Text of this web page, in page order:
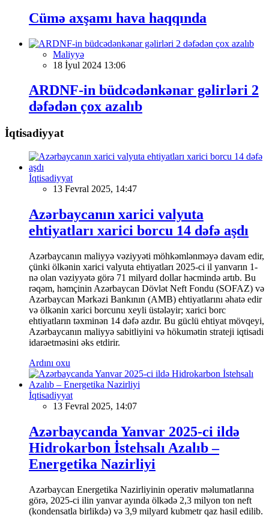
Cümə axşamı hava haqqında
Maliyyə
18 İyul 2024 13:06
ARDNF-in büdcədənkənar gəlirləri 2
dəfədən çox azalıb
İqtisadiyyat
İqtisadiyyat
13 Fevral 2025, 14:47
Azərbaycanın xarici valyuta
ehtiyatları xarici borcu 14 dəfə aşdı
Azərbaycanın maliyyə vəziyyəti möhkəmlənməyə davam edir,
çünki ölkənin xarici valyuta ehtiyatları 2025-ci il yanvarın 1-
nə olan vəziyyətə görə 71 milyard dollar həcmində artıb. Bu
rəqəm, həmçinin Azərbaycan Dövlət Neft Fondu (SOFAZ) və
Azərbaycan Mərkəzi Bankının (AMB) ehtiyatlarını əhatə edir
və ölkənin xarici borcunu xeyli üstələyir; xarici borc
ehtiyatların təxminən 14 dəfə azdır. Bu güclü ehtiyat mövqeyi,
Azərbaycanın maliyyə sabitliyini və hökumətin strateji iqtisadi
idarəetməsini əks etdirir.
Ardını oxu
İqtisadiyyat
13 Fevral 2025, 14:07
Azərbaycanda Yanvar 2025-ci ildə
Hidrokarbon İstehsalı Azalıb –
Energetika Nazirliyi
Azərbaycan Energetika Nazirliyinin operativ məlumatlarına
görə, 2025-ci ilin yanvar ayında ölkədə 2,3 milyon ton neft
(kondensatla birlikdə) və 3,9 milyard kubmetr qaz hasil edilib.